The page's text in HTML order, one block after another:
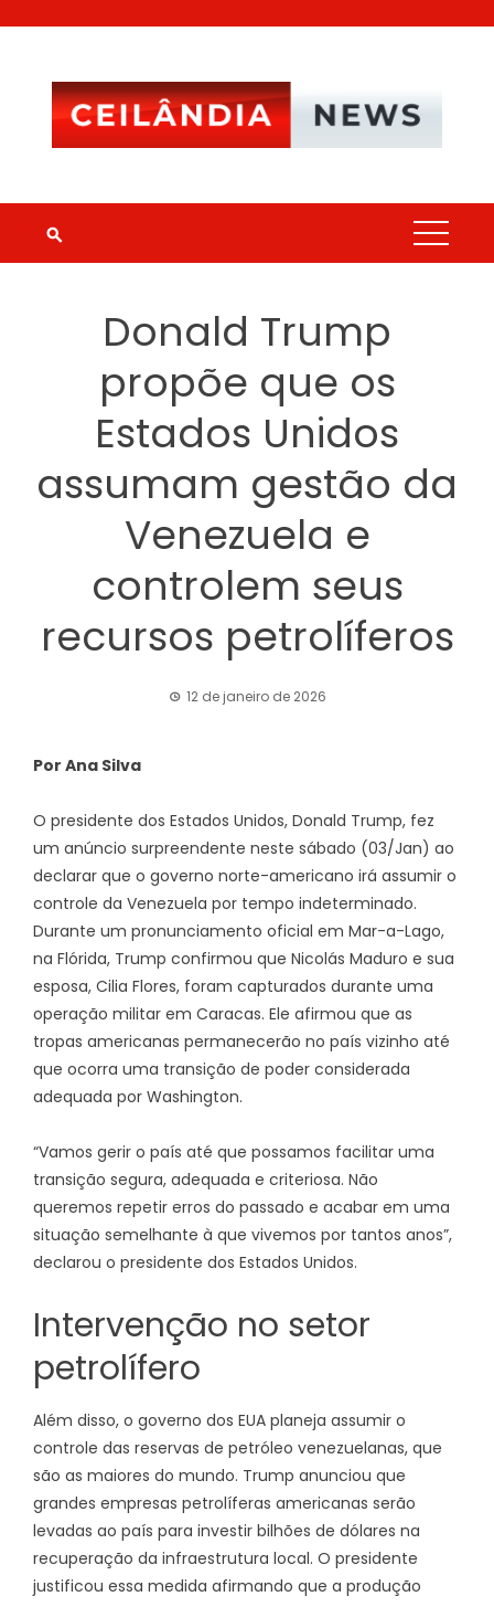
Donald Trump
propõe que os
Estados Unidos
assumam gestão da
Venezuela e
controlem seus
recursos petrolíferos
12 de janeiro de 2026
Por Ana Silva
O presidente dos Estados Unidos, Donald Trump, fez
um anúncio surpreendente neste sábado (03/Jan) ao
declarar que o governo norte-americano irá assumir o
controle da Venezuela por tempo indeterminado.
Durante um pronunciamento oficial em Mar-a-Lago,
na Flórida, Trump confirmou que Nicolás Maduro e sua
esposa, Cilia Flores, foram capturados durante uma
operação militar em Caracas. Ele afirmou que as
tropas americanas permanecerão no país vizinho até
que ocorra uma transição de poder considerada
adequada por Washington.
“Vamos gerir o país até que possamos facilitar uma
transição segura, adequada e criteriosa. Não
queremos repetir erros do passado e acabar em uma
situação semelhante à que vivemos por tantos anos”,
declarou o presidente dos Estados Unidos.
Intervenção no setor
petrolífero
Além disso, o governo dos EUA planeja assumir o
controle das reservas de petróleo venezuelanas, que
são as maiores do mundo. Trump anunciou que
grandes empresas petrolíferas americanas serão
levadas ao país para investir bilhões de dólares na
recuperação da infraestrutura local. O presidente
justificou essa medida afirmando que a produção